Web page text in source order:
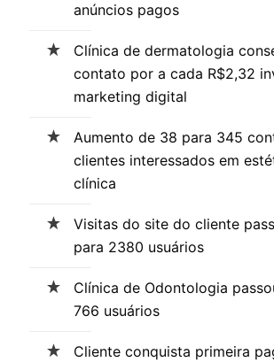
anúncios pagos
Clínica de dermatologia
contato por a cada R$2,32
marketing digital
Aumento de 38 para 345
clientes interessados em
clínica
Visitas do site do cliente
para 2380 usuários
Clínica de Odontologia
766 usuários
Cliente conquista primeira